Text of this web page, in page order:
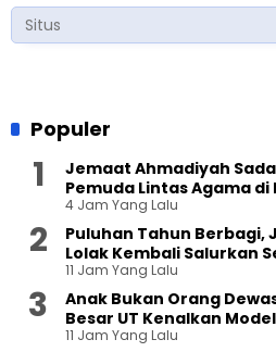
Populer
Jemaat Ahmadiyah
Pemuda Lintas Agama
4 Jam Yang Lalu
Puluhan Tahun Berbagi,
Lolak Kembali Salurkan
11 Jam Yang Lalu
Anak Bukan Orang
Besar UT Kenalkan
11 Jam Yang Lalu